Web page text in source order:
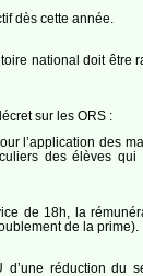
dès cette année.
national doit être
sur les ORS :
l’application des
des élèves
de 18h, la
de la prime).
réduction du